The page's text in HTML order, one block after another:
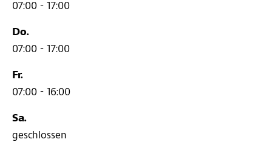
07:00 - 17:00
Do.
07:00 - 17:00
Fr.
07:00 - 16:00
Sa.
geschlossen